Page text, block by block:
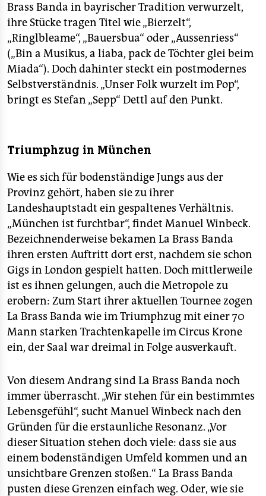
Brass Banda in bayrischer Tradition verwurzelt,
ihre Stücke tragen Titel wie „Bierzelt“,
„Ringlbleame“, „Bauersbua“ oder „Aussenriess“
(„Bin a Musikus, a liaba, pack de Töchter glei beim
Miada“). Doch dahinter steckt ein postmodernes
Selbstverständnis. „Unser Folk wurzelt im Pop“,
bringt es Stefan „Sepp“ Dettl auf den Punkt.
Triumphzug in München
Wie es sich für bodenständige Jungs aus der
Provinz gehört, haben sie zu ihrer
Landeshauptstadt ein gespaltenes Verhältnis.
„München ist furchtbar“, findet Manuel Winbeck.
Bezeichnenderweise bekamen La Brass Banda
ihren ersten Auftritt dort erst, nachdem sie schon
Gigs in London gespielt hatten. Doch mittlerweile
ist es ihnen gelungen, auch die Metropole zu
erobern: Zum Start ihrer aktuellen Tournee zogen
La Brass Banda wie im Triumphzug mit einer 70
Mann starken Trachtenkapelle im Circus Krone
ein, der Saal war dreimal in Folge ausverkauft.
Von diesem Andrang sind La Brass Banda noch
immer überrascht. „Wir stehen für ein bestimmtes
Lebensgefühl“, sucht Manuel Winbeck nach den
Gründen für die erstaunliche Resonanz. „Vor
dieser Situation stehen doch viele: dass sie aus
einem bodenständigen Umfeld kommen und an
unsichtbare Grenzen stoßen.“ La Brass Banda
pusten diese Grenzen einfach weg. Oder, wie sie